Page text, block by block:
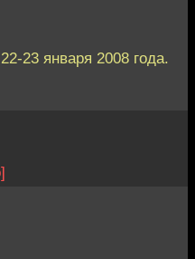
23 января 2008 года.